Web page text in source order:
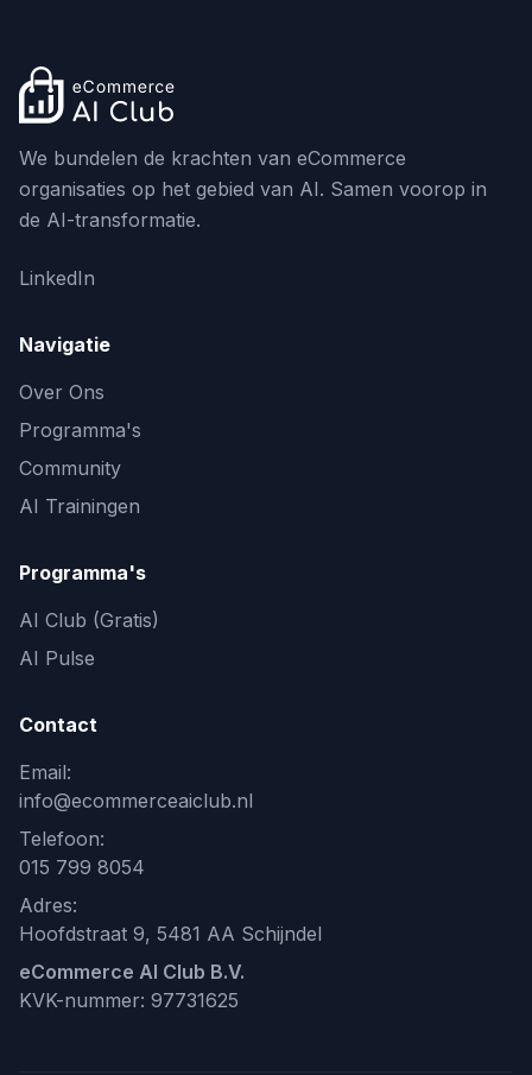
We bundelen de krachten van eCommerce
organisaties op het gebied van AI. Samen voorop in
de AI-transformatie.
LinkedIn
Navigatie
Over Ons
Programma's
Community
AI Trainingen
Programma's
AI Club (Gratis)
AI Pulse
Contact
Email:
info@ecommerceaiclub.nl
Telefoon:
015 799 8054
Adres:
Hoofdstraat 9, 5481 AA Schijndel
eCommerce AI Club B.V.
KVK-nummer: 97731625